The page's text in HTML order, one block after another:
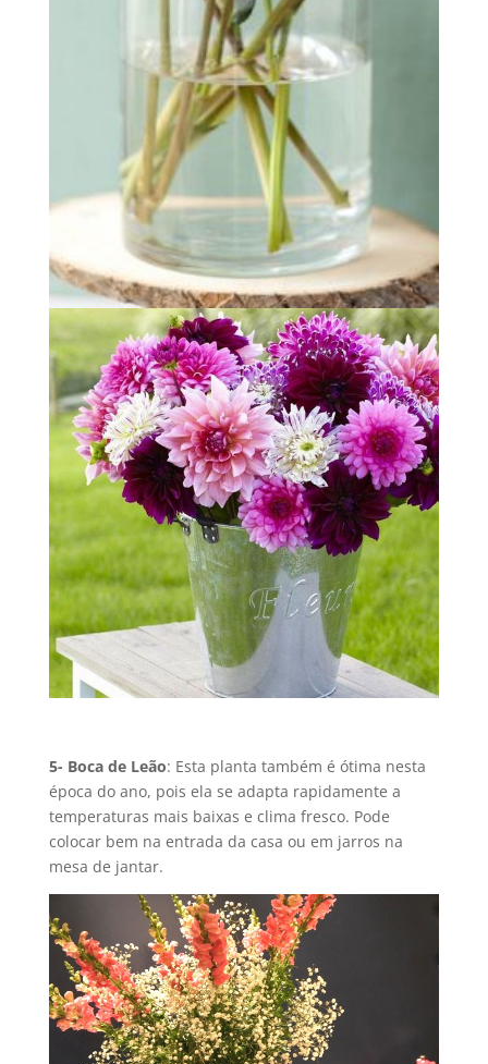
5- Boca de Leão: Esta planta também é ótima nesta
época do ano, pois ela se adapta rapidamente a
temperaturas mais baixas e clima fresco. Pode
colocar bem na entrada da casa ou em jarros na
mesa de jantar.